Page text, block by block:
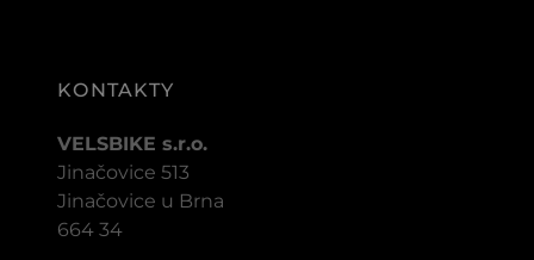
KONTAKTY
VELSBIKE s.r.o.
Jinačovice 513
Jinačovice u Brna
664 34